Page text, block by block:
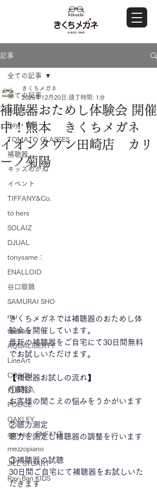
記事
全ての記事
おしらせ
Ray・Ban
TOMATO GLASSES
補聴器
キッズめがね
イベント
TIFFANY&Co.
to hers
SOLAIZ
DJUAL
tonysame：
ENALLOID
谷口眼鏡
SAMURAI SHO
mu
tsubura
AQUALIBERTY
LineArt
COACH
内藤熊八
POLICE
OAKLEY
agnes b. ENFANT
mezzopiano
JILL STUART
Ray-Ban KIDS
全ての記事
補聴器おためし体験会 開催
中！熊本 きくちメガネ
イオンタウン田崎店 カリ
ーノ菊陽
きくちメガネ
2025年12月20日 読了時間: 1分
きくちメガネでは補聴器のおためし体
験会を開催しています。
最新の補聴器をご自宅にて30日間無料
でお試しいただけます。
【補聴器お試しの流れ】
①問診
お客様の聞こえの悩みをうかがいます
②聴力測定
聴力を測定し補聴器の調整を行います
③補聴器の試聴
30日間ご自宅にて補聴器をお試しいた
だきます